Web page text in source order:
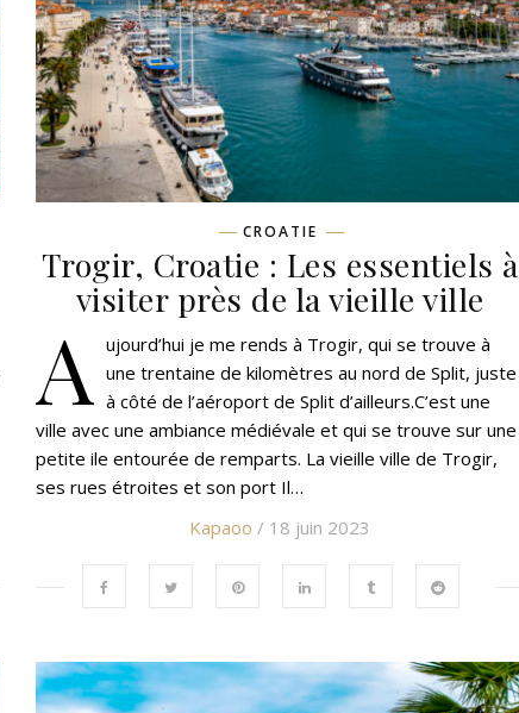
CROATIE
Trogir, Croatie : Les essentiels à
visiter près de la vieille ville
A ujourd’hui je me rends à Trogir, qui se trouve à
une trentaine de kilomètres au nord de Split, juste
à côté de l’aéroport de Split d’ailleurs.C’est une
ville avec une ambiance médiévale et qui se trouve sur une
petite ile entourée de remparts. La vieille ville de Trogir,
ses rues étroites et son port Il…
Kapaoo / 18 juin 2023